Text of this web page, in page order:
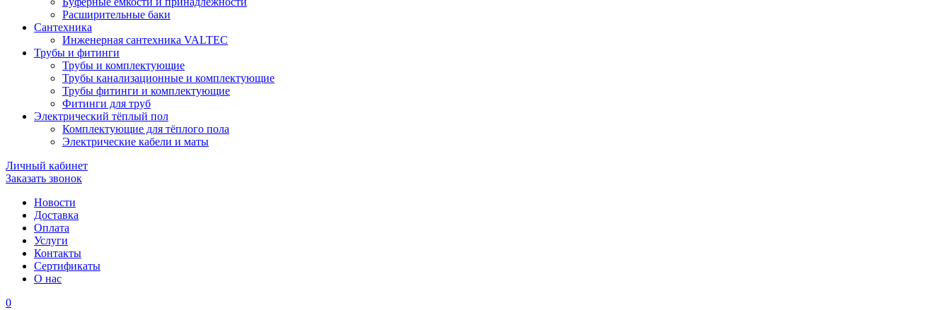
Расширительные баки
Сантехника
Инженерная сантехника VALTEC
Трубы и фитинги
Трубы и комплектующие
Трубы канализационные и комплектующие
Трубы фитинги и комплектующие
Фитинги для труб
Электрический тёплый пол
Комплектующие для тёплого пола
Электрические кабели и маты
Личный кабинет
Заказать звонок
Новости
Доставка
Оплата
Услуги
Контакты
Cертификаты
О нас
0